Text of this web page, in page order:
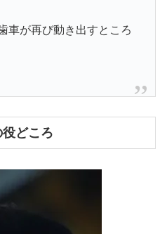
車が再び動き出すところ
どころ